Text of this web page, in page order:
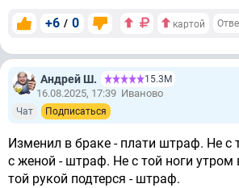
+6 / 0 картой
Андрей Ш. 15.3М
16.08.2025, 17:39 Иваново
Чат Подписаться
Изменил в браке - плати штраф. Не с
с женой - штраф. Не с той ноги
той рукой подтерся - штраф.